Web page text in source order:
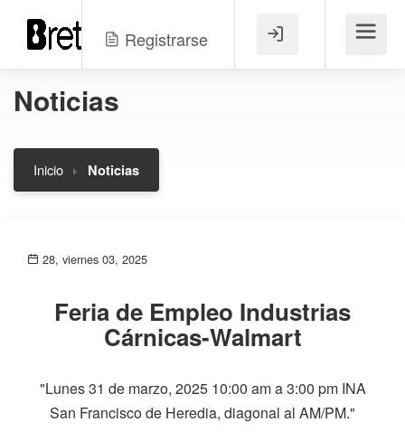
Registrarse Menú
Noticias
Inicio Noticias
28, viernes 03, 2025
Feria de Empleo Industrias
Cárnicas-Walmart
"Lunes 31 de marzo, 2025 10:00 am a 3:00 pm INA
San Francisco de Heredia, diagonal al AM/PM."